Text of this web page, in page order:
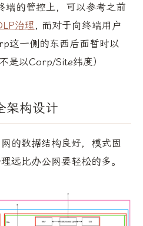
端的管控上，可以参考之前
治理 , 而对于向终端用户
这一侧的东西后面暂时以
是以Corp/Site纬度）
架构设计
的数据结构良好，模式固
远比办公网要轻松的多。